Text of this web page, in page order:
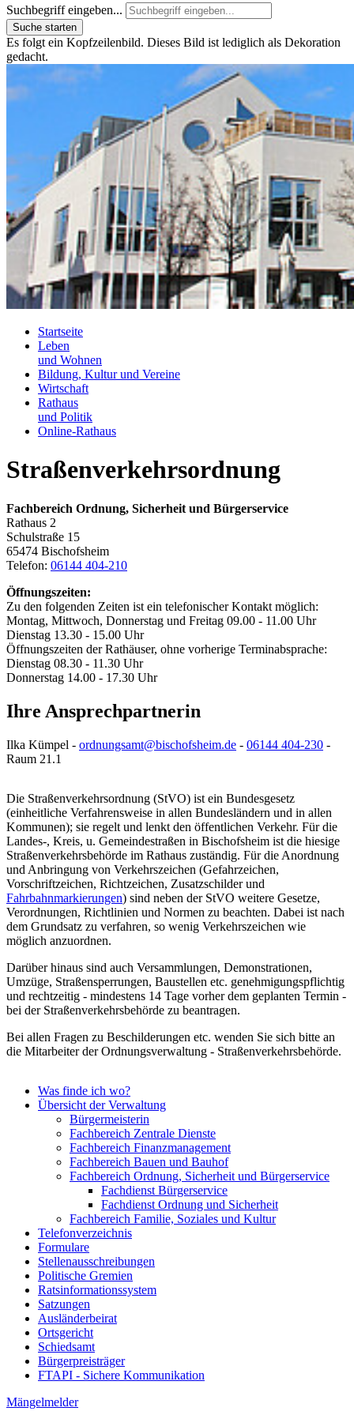
Suchbegriff eingeben...
Suche starten
Es folgt ein Kopfzeilenbild. Dieses Bild ist lediglich als Dekoration
gedacht.
Startseite
Leben
und Wohnen
Bildung, Kultur und Vereine
Wirtschaft
Rathaus
und Politik
Online-Rathaus
Straßenverkehrsordnung
Fachbereich Ordnung, Sicherheit und Bürgerservice
Rathaus 2
Schulstraße 15
65474 Bischofsheim
Telefon: 06144 404-210
Öffnungszeiten:
Zu den folgenden Zeiten ist ein telefonischer Kontakt möglich:
Montag, Mittwoch, Donnerstag und Freitag 09.00 - 11.00 Uhr
Dienstag 13.30 - 15.00 Uhr
Öffnungszeiten der Rathäuser, ohne vorherige Terminabsprache:
Dienstag 08.30 - 11.30 Uhr
Donnerstag 14.00 - 17.30 Uhr
Ihre Ansprechpartnerin
Ilka Kümpel - ordnungsamt@bischofsheim.de - 06144 404-230 -
Raum 21.1
Die Straßenverkehrsordnung (StVO) ist ein Bundesgesetz
(einheitliche Verfahrensweise in allen Bundesländern und in allen
Kommunen); sie regelt und lenkt den öffentlichen Verkehr. Für die
Landes-, Kreis, u. Gemeindestraßen in Bischofsheim ist die hiesige
Straßenverkehrsbehörde im Rathaus zuständig. Für die Anordnung
und Anbringung von Verkehrszeichen (Gefahrzeichen,
Vorschriftzeichen, Richtzeichen, Zusatzschilder und
Fahrbahnmarkierungen) sind neben der StVO weitere Gesetze,
Verordnungen, Richtlinien und Normen zu beachten. Dabei ist nach
dem Grundsatz zu verfahren, so wenig Verkehrszeichen wie
möglich anzuordnen.
Darüber hinaus sind auch Versammlungen, Demonstrationen,
Umzüge, Straßensperrungen, Baustellen etc. genehmigungspflichtig
und rechtzeitig - mindestens 14 Tage vorher dem geplanten Termin -
bei der Straßenverkehrsbehörde zu beantragen.
Bei allen Fragen zu Beschilderungen etc. wenden Sie sich bitte an
die Mitarbeiter der Ordnungsverwaltung - Straßenverkehrsbehörde.
Was finde ich wo?
Übersicht der Verwaltung
Bürgermeisterin
Fachbereich Zentrale Dienste
Fachbereich Finanzmanagement
Fachbereich Bauen und Bauhof
Fachbereich Ordnung, Sicherheit und Bürgerservice
Fachdienst Bürgerservice
Fachdienst Ordnung und Sicherheit
Fachbereich Familie, Soziales und Kultur
Telefonverzeichnis
Formulare
Stellenausschreibungen
Politische Gremien
Ratsinformationssystem
Satzungen
Ausländerbeirat
Ortsgericht
Schiedsamt
Bürgerpreisträger
FTAPI - Sichere Kommunikation
Mängelmelder